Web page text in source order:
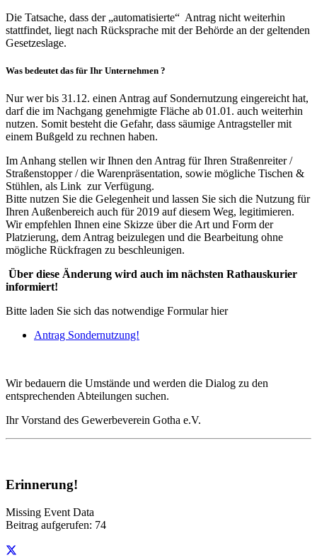
Die Tatsache, dass der „automatisierte“ Antrag nicht weiterhin
stattfindet, liegt nach Rücksprache mit der Behörde an der geltenden
Gesetzeslage.
Was bedeutet das für Ihr Unternehmen ?
Nur wer bis 31.12. einen Antrag auf Sondernutzung eingereicht hat,
darf die im Nachgang genehmigte Fläche ab 01.01. auch weiterhin
nutzen. Somit besteht die Gefahr, dass säumige Antragsteller mit
einem Bußgeld zu rechnen haben.
Im Anhang stellen wir Ihnen den Antrag für Ihren Straßenreiter /
Straßenstopper / die Warenpräsentation, sowie mögliche Tischen &
Stühlen, als Link zur Verfügung.
Bitte nutzen Sie die Gelegenheit und lassen Sie sich die Nutzung für
Ihren Außenbereich auch für 2019 auf diesem Weg, legitimieren.
Wir empfehlen Ihnen eine Skizze über die Art und Form der
Platzierung, dem Antrag beizulegen und die Bearbeitung ohne
mögliche Rückfragen zu beschleunigen.
Über diese Änderung wird auch im nächsten Rathauskurier
informiert!
Bitte laden Sie sich das notwendige Formular hier
Antrag Sondernutzung!
Wir bedauern die Umstände und werden die Dialog zu den
entsprechenden Abteilungen suchen.
Ihr Vorstand des Gewerbeverein Gotha e.V.
Erinnerung!
Missing Event Data
Beitrag aufgerufen: 74